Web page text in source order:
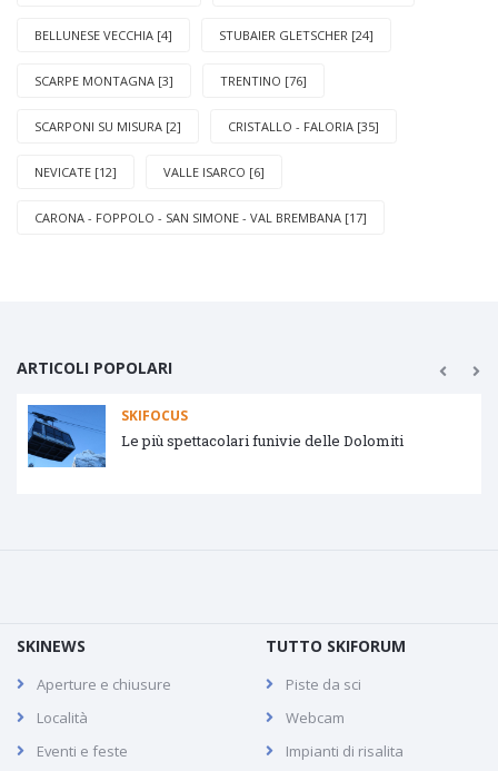
BELLUNESE VECCHIA [4] STUBAIER GLETSCHER [24]
SCARPE MONTAGNA [3] TRENTINO [76]
SCARPONI SU MISURA [2] CRISTALLO - FALORIA [35]
NEVICATE [12] VALLE ISARCO [6]
CARONA - FOPPOLO - SAN SIMONE - VAL BREMBANA [17]
ARTICOLI POPOLARI
SKIFOCUS
Tipologie impianti di risalita
SKINEWS
Aperture e chiusure
Località
Eventi e feste
TUTTO SKIFORUM
Piste da sci
Webcam
Impianti di risalita